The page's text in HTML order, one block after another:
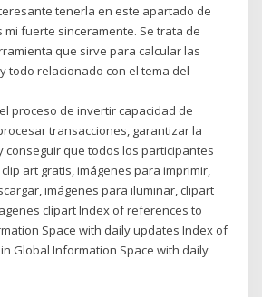
tenerla en este apartado de
mi fuerte sinceramente. Se trata de
que sirve para calcular las
todo relacionado con el tema del
proceso de invertir capacidad de
transacciones, garantizar la
conseguir que todos los participantes
art gratis, imágenes para imprimir,
imágenes para iluminar, clipart
clipart Index of references to
Space with daily updates Index of
Global Information Space with daily